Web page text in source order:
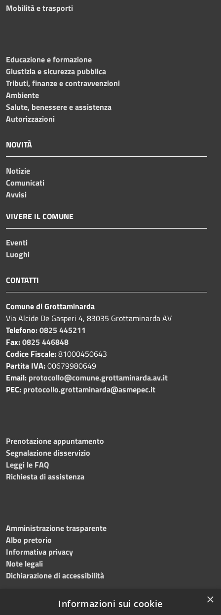
Mobilità e trasporti
Educazione e formazione
Giustizia e sicurezza pubblica
Tributi, finanze e contravvenzioni
Ambiente
Salute, benessere e assistenza
Autorizzazioni
NOVITÀ
Notizie
Comunicati
Avvisi
VIVERE IL COMUNE
Eventi
Luoghi
CONTATTI
Comune di Grottaminarda
Via Alcide De Gasperi 4, 83035 Grottaminarda AV
Telefono:0825 445211
Fax:0825 446848
Codice Fiscale:81000450643
Partita IVA:00679980649
Email: protocollo@comune.grottaminarda.av.it
PEC: protocollo.grottaminarda@asmepec.it
Prenotazione appuntamento
Segnalazione disservizio
Leggi le FAQ
Richiesta di assistenza
Amministrazione trasparente
Albo pretorio
Informativa privacy
Note legali
Dichiarazione di accessibilità
×
Informazioni sui cookie